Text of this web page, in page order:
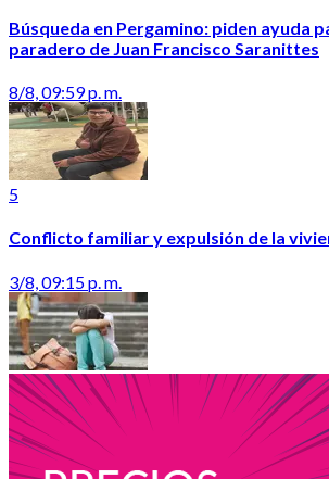
Búsqueda en Pergamino: piden ayuda
paradero de Juan Francisco Saranittes
8/8, 09:59 p. m.
5
Conflicto familiar y expulsión de la
3/8, 09:15 p. m.